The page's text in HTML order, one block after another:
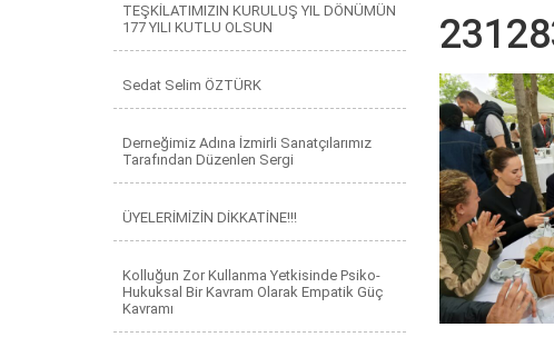
TEŞKİLATIMIZIN KURULUŞ YIL DÖNÜMÜN
177 YILI KUTLU OLSUN
Sedat Selim ÖZTÜRK
Derneğimiz Adına İzmirli Sanatçılarımız
Tarafından Düzenlen Sergi
ÜYELERİMİZİN DİKKATİNE!!!
Kolluğun Zor Kullanma Yetkisinde Psiko-
Hukuksal Bir Kavram Olarak Empatik Güç
Kavramı